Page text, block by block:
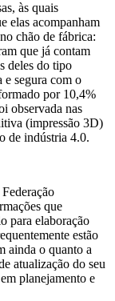
às quais
elas acompanham
chão de fábrica:
que já contam
deles do tipo
e segura com o
por 10,4%
observada nas
(impressão 3D)
de indústria 4.0.
que
para elaboração
estão
ainda o quanto a
atualização do seu
planejamento e